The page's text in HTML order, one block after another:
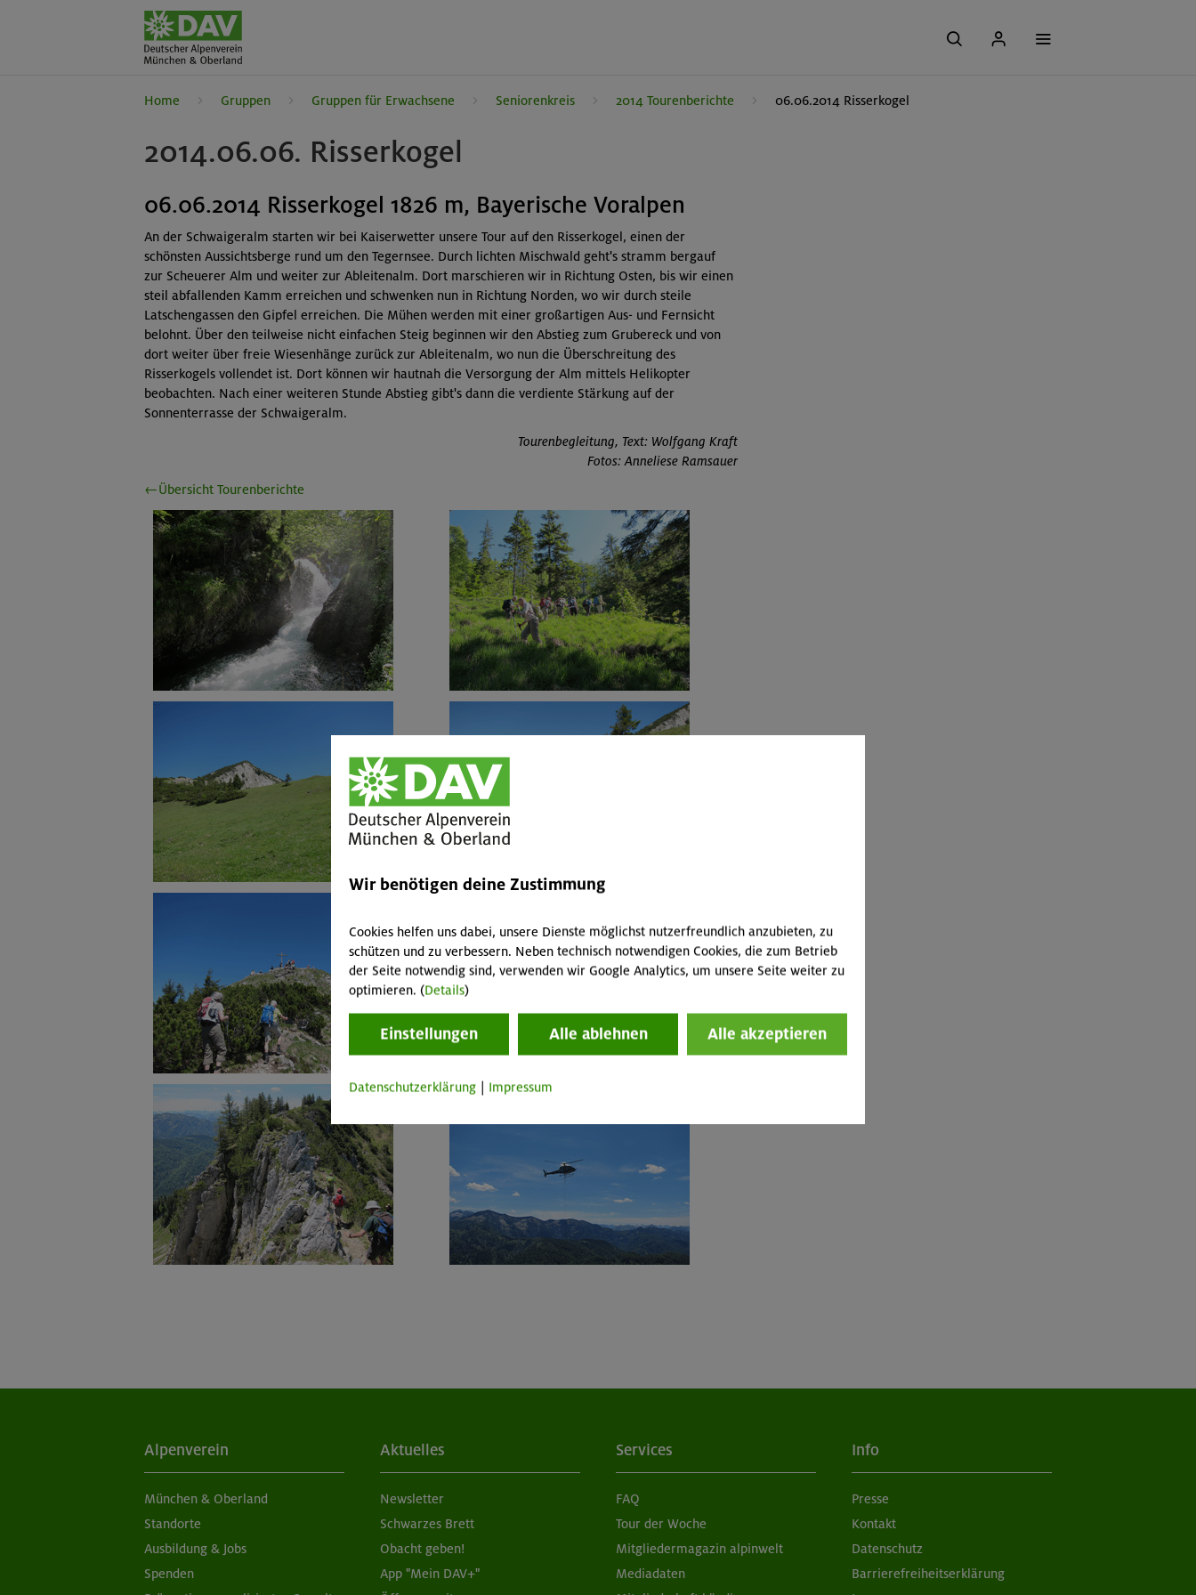
Home Gruppen Gruppen für Erwachsene Seniorenkreis 2014 Tourenberichte 06.06.2014 Risserkogel
2014.06.06. Risserkogel
06.06.2014 Risserkogel 1826 m, Bayerische Voralpen
An der Schwaigeralm starten wir bei Kaiserwetter unsere Tour auf den Risserkogel, einen der
schönsten Aussichtsberge rund um den Tegernsee. Durch lichten Mischwald geht's stramm bergauf
zur Scheuerer Alm und weiter zur Ableitenalm. Dort marschieren wir in Richtung Osten, bis wir einen
steil abfallenden Kamm erreichen und schwenken nun in Richtung Norden, wo wir durch steile
Latschengassen den Gipfel erreichen. Die Mühen werden mit einer großartigen Aus- und Fernsicht
belohnt. Über den teilweise nicht einfachen Steig beginnen wir den Abstieg zum Grubereck und von
dort weiter über freie Wiesenhänge zurück zur Ableitenalm, wo nun die Überschreitung des
Risserkogels vollendet ist. Dort können wir hautnah die Versorgung der Alm mittels Helikopter
beobachten. Nach einer weiteren Stunde Abstieg gibt's dann die verdiente Stärkung auf der
Sonnenterrasse der Schwaigeralm.
Tourenbegleitung, Text: Wolfgang Kraft
Fotos: Anneliese Ramsauer
←Übersicht Tourenberichte
Alpenverein
München & Oberland
Standorte
Ausbildung & Jobs
Spenden
Aktuelles
Newsletter
Schwarzes Brett
Obacht geben!
App "Mein DAV+"
Services
FAQ
Tour der Woche
Mitgliedermagazin alpinwelt
Mediadaten
Info
Presse
Kontakt
Datenschutz
Barrierefreiheitserklärung
Wir benötigen deine Zustimmung
Cookies helfen uns dabei, unsere Dienste möglichst nutzerfreundlich anzubieten, zu
schützen und zu verbessern. Neben technisch notwendigen Cookies, die zum Betrieb
der Seite notwendig sind, verwenden wir Google Analytics, um unsere Seite weiter zu
optimieren. (Details)
Einstellungen Alle ablehnen Alle akzeptieren
Datenschutzerklärung | Impressum